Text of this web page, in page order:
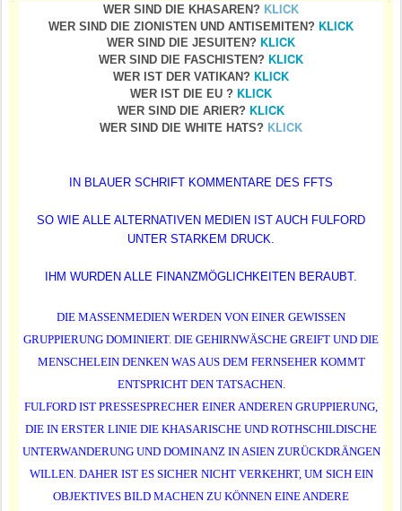
WER SIND DIE KHASAREN? KLICK
WER SIND DIE ZIONISTEN UND ANTISEMITEN? KLICK
WER SIND DIE JESUITEN? KLICK
WER SIND DIE FASCHISTEN? KLICK
WER IST DER VATIKAN? KLICK
WER IST DIE EU ? KLICK
WER SIND DIE ARIER? KLICK
WER SIND DIE WHITE HATS? KLICK
IN BLAUER SCHRIFT KOMMENTARE DES FFTS
SO WIE ALLE ALTERNATIVEN MEDIEN IST AUCH FULFORD
UNTER STARKEM DRUCK.
IHM WURDEN ALLE FINANZMÖGLICHKEITEN BERAUBT.
DIE MASSENMEDIEN WERDEN VON EINER GEWISSEN
GRUPPIERUNG DOMINIERT. DIE GEHIRNWÄSCHE GREIFT UND DIE
MENSCHELEIN DENKEN WAS AUS DEM FERNSEHER KOMMT
ENTSPRICHT DEN TATSACHEN.
FULFORD IST PRESSESPRECHER EINER ANDEREN GRUPPIERUNG,
DIE IN ERSTER LINIE DIE KHASARISCHE UND ROTHSCHILDISCHE
UNTERWANDERUNG UND DOMINANZ IN ASIEN ZURÜCKDRÄNGEN
WILLEN. DAHER IST ES SICHER NICHT VERKEHRT, UM SICH EIN
OBJEKTIVES BILD MACHEN ZU KÖNNEN EINE ANDERE